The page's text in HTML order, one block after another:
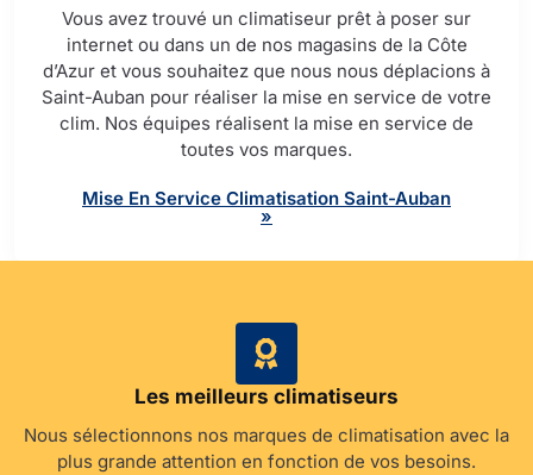
Vous avez trouvé un climatiseur prêt à poser sur
internet ou dans un de nos magasins de la Côte
d’Azur et vous souhaitez que nous nous déplacions à
Saint-Auban pour réaliser la mise en service de votre
clim. Nos équipes réalisent la mise en service de
toutes vos marques.
Mise En Service Climatisation Saint-Auban
»
Les meilleurs climatiseurs
Nous sélectionnons nos marques de climatisation avec la
plus grande attention en fonction de vos besoins.